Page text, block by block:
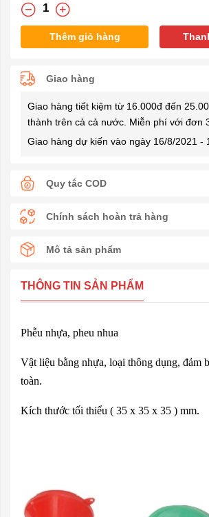
Thêm giỏ hàng
Giao hàng
Giao hàng tiết kiệm từ 16.000đ đến
thành trên cả cả nước. Miễn phí với đơn
Giao hàng dự kiến vào ngày 16/8/2021 -
Quy tắc COD
Chính sách hoàn trả hàng
Mô tả sản phẩm
THÔNG TIN SẢN PHẨM
Phễu nhựa, pheu nhua
Vật liệu bằng nhựa, loại thông dụng, đảm
toàn.
Kích thước tối thiểu ( 35 x 35 x 35 ) mm.